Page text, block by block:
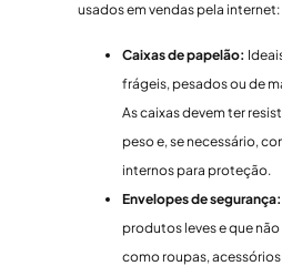
usados em vendas pela internet:
Caixas de papelão:
frágeis, pesados ou de
As caixas devem ter
peso e, se necessário,
internos para proteção.
Envelopes de segurança:
produtos leves e que
como roupas,